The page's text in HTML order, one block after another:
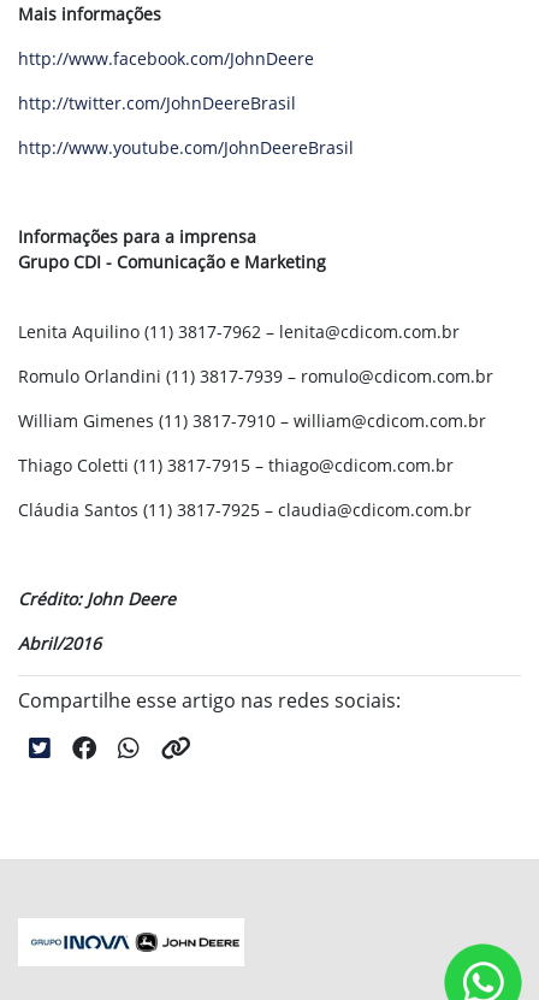
Mais informações
http://www.facebook.com/JohnDeere
http://twitter.com/JohnDeereBrasil
http://www.youtube.com/JohnDeereBrasil
Informações para a imprensa
Grupo CDI - Comunicação e Marketing
Lenita Aquilino (11) 3817-7962 – lenita@cdicom.com.br
Romulo Orlandini (11) 3817-7939 – romulo@cdicom.com.br
William Gimenes (11) 3817-7910 – william@cdicom.com.br
Thiago Coletti (11) 3817-7915 – thiago@cdicom.com.br
Cláudia Santos (11) 3817-7925 – claudia@cdicom.com.br
Crédito: John Deere
Abril/2016
Compartilhe esse artigo nas redes sociais: